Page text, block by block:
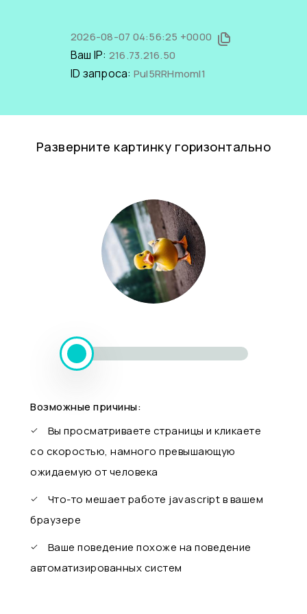
2026-08-07 04:56:25 +0000
Ваш IP: 216.73.216.50
ID запроса: PuI5RRHmomI1
Разверните картинку горизонтально
Возможные причины:
Вы просматриваете страницы и кликаете
со скоростью, намного превышающую
ожидаемую от человека
Что-то мешает работе javascript в вашем
браузере
Ваше поведение похоже на поведение
автоматизированных систем